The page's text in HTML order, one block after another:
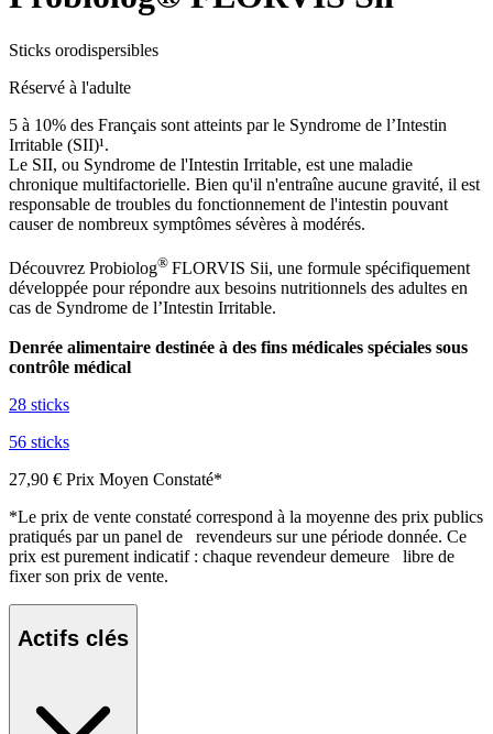
Sticks orodispersibles
Réservé à l'adulte
5 à 10% des Français sont atteints par le Syndrome de l’Intestin
Irritable (SII)¹.
Le SII, ou Syndrome de l'Intestin Irritable, est une maladie
chronique multifactorielle. Bien qu'il n'entraîne aucune gravité, il est
responsable de troubles du fonctionnement de l'intestin pouvant
causer de nombreux symptômes sévères à modérés.
Découvrez Probiolog® FLORVIS Sii, une formule spécifiquement
développée pour répondre aux besoins nutritionnels des adultes en
cas de Syndrome de l’Intestin Irritable.
Denrée alimentaire destinée à des fins médicales spéciales sous
contrôle médical
28 sticks
56 sticks
27,90 € Prix Moyen Constaté*
*Le prix de vente constaté correspond à la moyenne des prix publics
pratiqués par un panel de revendeurs sur une période donnée. Ce
prix est purement indicatif : chaque revendeur demeure libre de
fixer son prix de vente.
Actifs clés